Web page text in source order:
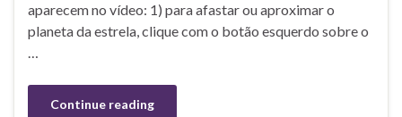
aparecem no vídeo: 1) para afastar ou aproximar o
planeta da estrela, clique com o botão esquerdo sobre o
…
Continue reading